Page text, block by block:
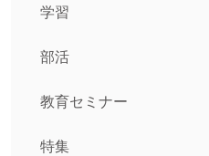
学習
部活
教育セミナー
特集